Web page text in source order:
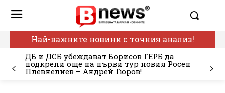
Най-важните новини с точния анализ!
ДБ и ДСБ убеждават Борисов ГЕРБ да
подкрепи още на първи тур новия Росен
Плевнелиев – Андрей Гюров!